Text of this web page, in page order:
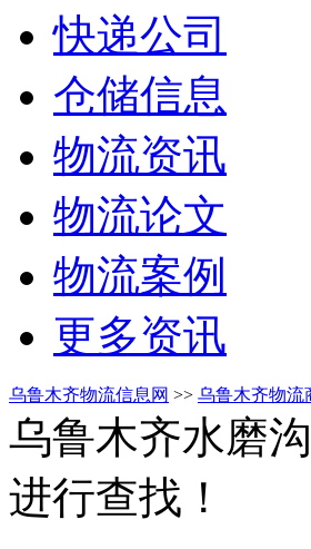
快递公司
仓储信息
物流资讯
物流论文
物流案例
更多资讯
乌鲁木齐物流信息网 >> 乌鲁木齐物流
乌鲁木齐水磨
进行查找！